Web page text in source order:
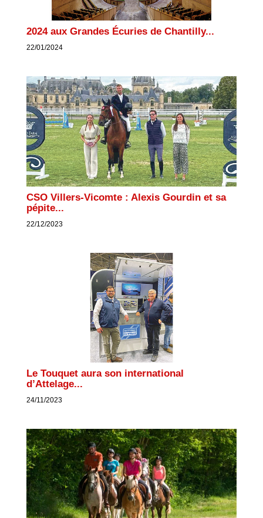
2024 aux Grandes Écuries de Chantilly...
22/01/2024
CSO Villers-Vicomte : Alexis Gourdin et sa
pépite...
22/12/2023
Le Touquet aura son international
d’Attelage...
24/11/2023